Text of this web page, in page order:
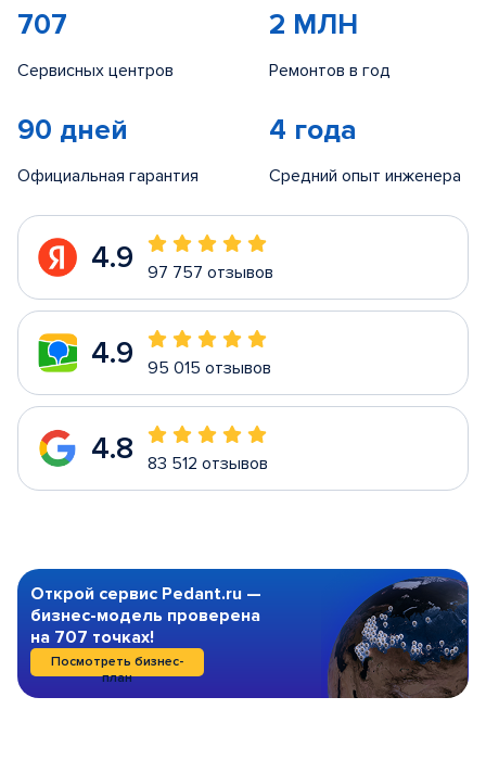
707
Сервисных центров
2 МЛН
Ремонтов в год
90 дней
Официальная гарантия
4 года
Средний опыт инженера
4.9 97 757 отзывов
4.9 95 015 отзывов
4.8 83 512 отзывов
Открой сервис Pedant.ru —
бизнес-модель проверена
на 707 точках!
Посмотреть бизнес-
план